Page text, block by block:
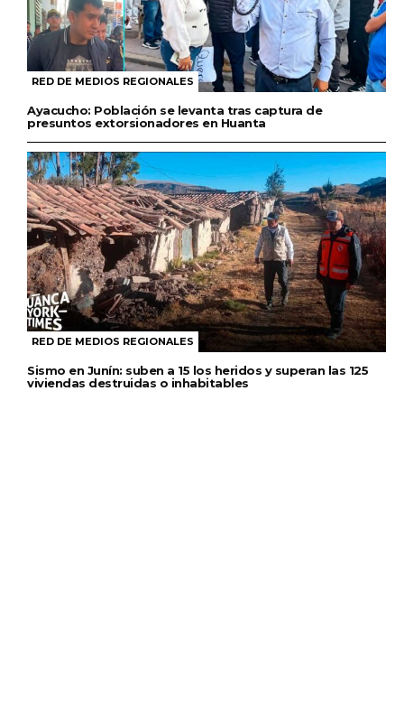
RED DE MEDIOS REGIONALES
Ayacucho: Población se levanta tras captura de
presuntos extorsionadores en Huanta
RED DE MEDIOS REGIONALES
Sismo en Junín: suben a 15 los heridos y superan las 125
viviendas destruidas o inhabitables